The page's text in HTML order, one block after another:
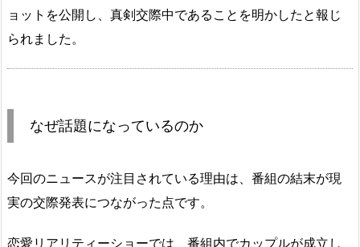
ョットを公開し、真剣交際中であることを明かしたと報じ
られました。
なぜ話題になっているのか
今回のニュースが注目されている理由は、番組の結末が現
実の交際発表につながった点です。
恋愛リアリティーショーでは、番組内でカップルが成立し